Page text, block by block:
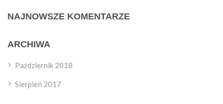
NAJNOWSZE KOMENTARZE
ARCHIWA
Październik 2018
Sierpień 2017